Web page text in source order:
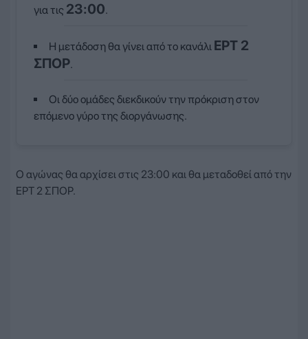
για τις 23:00.
Η μετάδοση θα γίνει από το κανάλι ΕΡΤ 2
ΣΠΟΡ.
Οι δύο ομάδες διεκδικούν την πρόκριση στον
επόμενο γύρο της διοργάνωσης.
Ο αγώνας θα αρχίσει στις 23:00 και θα μεταδοθεί από την
ΕΡΤ 2 ΣΠΟΡ.